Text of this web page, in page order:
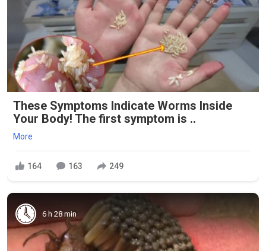
These Symptoms Indicate Worms Inside
Your Body! The first symptom is ..
More
164 163 249
6 h 28 min